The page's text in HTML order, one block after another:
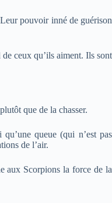
pouvoir inné de guérison
ceux qu’ils aiment. Ils sont
que de la chasser.
queue (qui n’est pas
de l’air.
aux Scorpions la force de la